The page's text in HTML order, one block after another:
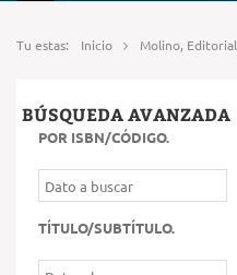
Tu estas: Inicio Molino, Editorial
BÚSQUEDA AVANZADA
POR ISBN/CÓDIGO.
TÍTULO/SUBTÍTULO.